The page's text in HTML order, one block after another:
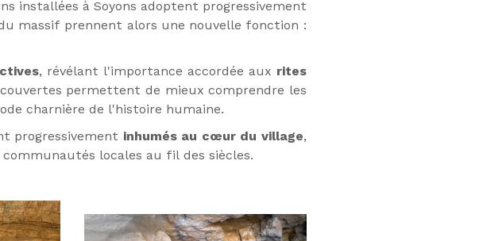
installées à Soyons adoptent progressivement
massif prennent alors une nouvelle fonction :
, révélant l'importance accordée aux rites
permettent de mieux comprendre les
charnière de l'histoire humaine.
progressivement inhumés au cœur du village,
locales au fil des siècles.